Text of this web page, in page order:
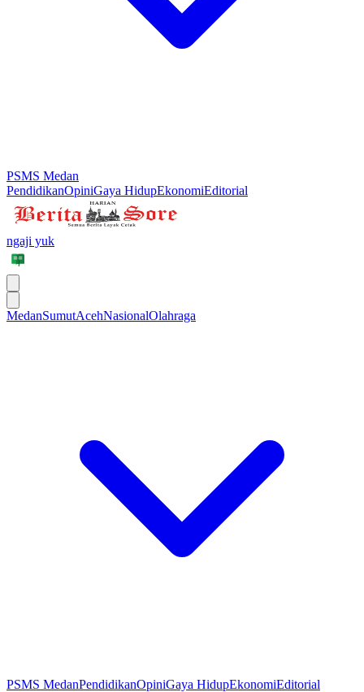
PSMS Medan
PendidikanOpiniGaya HidupEkonomiEditorial
ngaji yuk
MedanSumutAcehNasionalOlahraga
PSMS MedanPendidikanOpiniGaya HidupEkonomiEditorial